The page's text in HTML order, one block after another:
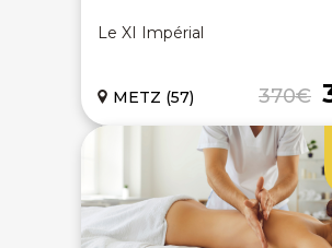
Le XI Impérial
370€
METZ (57)